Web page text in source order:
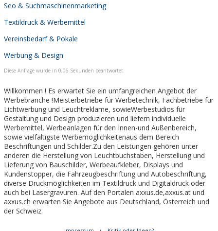
Seo & Suchmaschinenmarketing
Textildruck & Werbemittel
Vereinsbedarf & Pokale
Werbung & Design
Diese Anfrage wurde in 0,06 Sekunden beantwortet.
Willkommen ! Es erwartet Sie ein umfangreichen Angebot der
Werbebranche !Meisterbetriebe für Werbetechnik, Fachbetriebe für
Lichtwerbung und Leuchtreklame, sowieWerbestudios für
Gestaltung und Design produzieren und liefern individuelle
Werbemittel, Werbeanlagen für den Innen-und Außenbereich,
sowie vielfältigste Werbemöglichkeitenaus dem Bereich
Beschriftungen und Schilder.Zu den Leistungen gehören unter
anderen die Herstellung von Leuchtbuchstaben, Herstellung und
Lieferung von Bauschilder, Werbeaufkleber, Displays und
Kundenstopper, die Fahrzeugbeschriftung und Autobeschriftung,
diverse Druckmöglichkeiten im Textildruck und Digitaldruck oder
auch bei Lasergravuren. Auf den Portalen axxus.de,axxus.at und
axxus.ch erwarten Sie Angebote aus Deutschland, Österreich und
der Schweiz.